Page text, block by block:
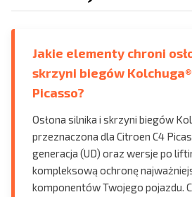
Jakie elementy chroni
skrzyni biegów
Picasso?
Osłona silnika i skrzyni biegów
przeznaczona dla Citroen C4
generacja (UD) oraz wersje po
kompleksową ochronę
komponentów Twojego pojazdu.